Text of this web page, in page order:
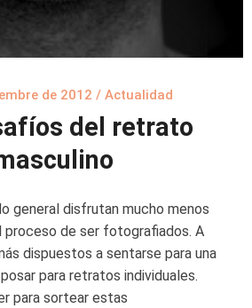
de 2012 / Actualidad
del retrato
general disfrutan mucho menos
proceso de ser fotografiados. A
dispuestos a sentarse para una
para retratos individuales.
para sortear estas